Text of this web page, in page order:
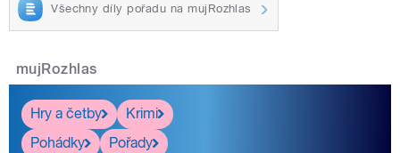
Všechny díly pořadu na mujRozhlas
mujRozhlas
Hry a četby
Krimi
Pohádky
Pořady